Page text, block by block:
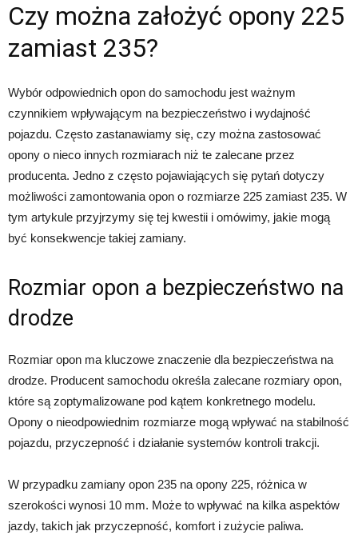
Czy można założyć opony 225
zamiast 235?
Wybór odpowiednich opon do samochodu jest ważnym
czynnikiem wpływającym na bezpieczeństwo i wydajność
pojazdu. Często zastanawiamy się, czy można zastosować
opony o nieco innych rozmiarach niż te zalecane przez
producenta. Jedno z często pojawiających się pytań dotyczy
możliwości zamontowania opon o rozmiarze 225 zamiast 235. W
tym artykule przyjrzymy się tej kwestii i omówimy, jakie mogą
być konsekwencje takiej zamiany.
Rozmiar opon a bezpieczeństwo na
drodze
Rozmiar opon ma kluczowe znaczenie dla bezpieczeństwa na
drodze. Producent samochodu określa zalecane rozmiary opon,
które są zoptymalizowane pod kątem konkretnego modelu.
Opony o nieodpowiednim rozmiarze mogą wpływać na stabilność
pojazdu, przyczepność i działanie systemów kontroli trakcji.
W przypadku zamiany opon 235 na opony 225, różnica w
szerokości wynosi 10 mm. Może to wpływać na kilka aspektów
jazdy, takich jak przyczepność, komfort i zużycie paliwa.